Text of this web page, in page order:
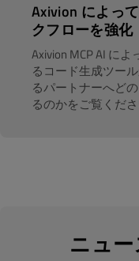
Axivion によっ
クフローを強化
Axivion MCP AI に
るコード生成ツー
るパートナーへど
るのかをご覧くださ
ニュ